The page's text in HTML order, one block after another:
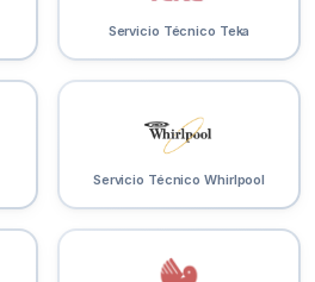
Servicio Técnico Teka
Servicio Técnico Whirlpool